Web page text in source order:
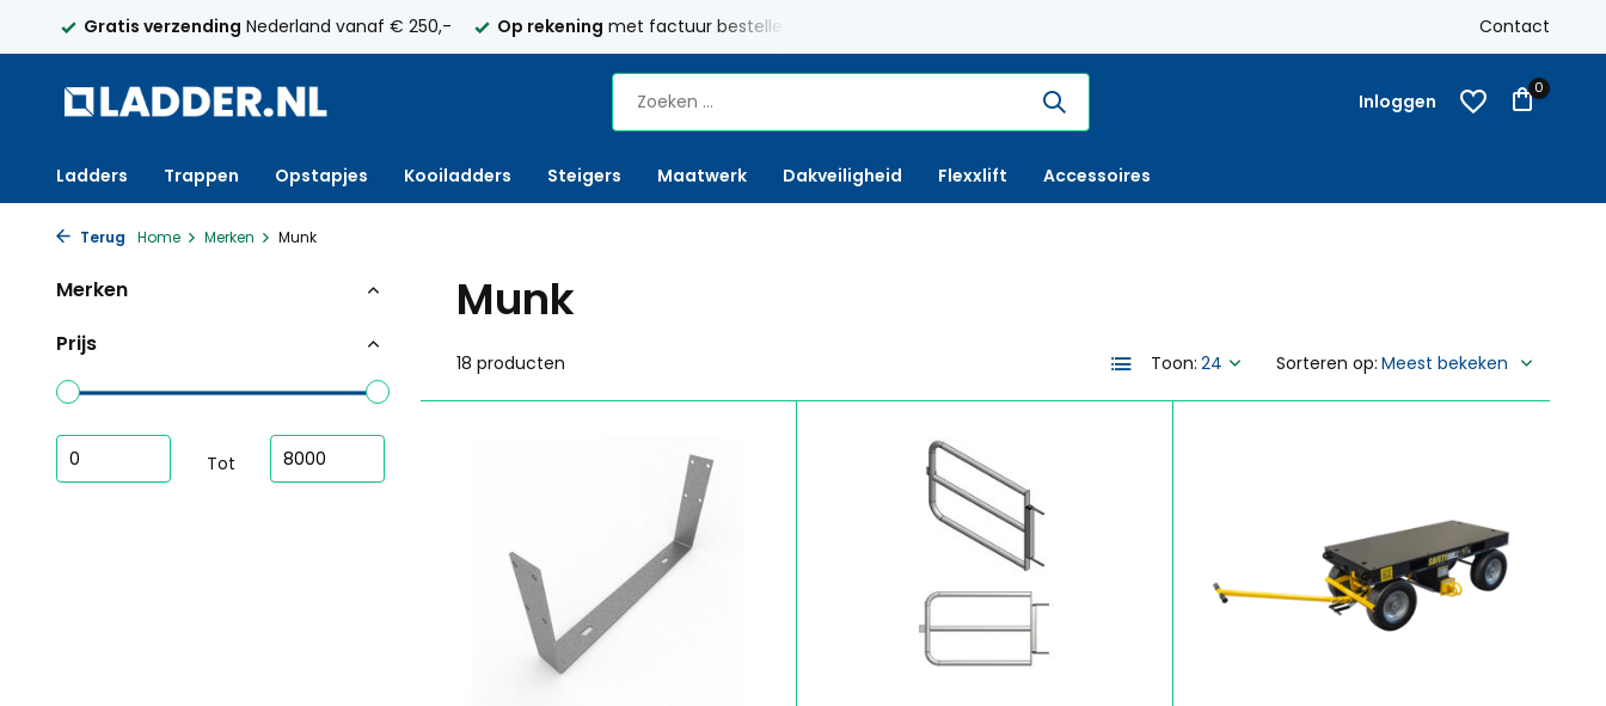
Op rekeningmet factuur bestellen mogelijk Maatwerkmogelijk Gratis verzending met factuur bestellen mogelijkContact
Inloggen
0
Ladders Trappen Opstapjes Kooiladders Steigers Maatwerk Dakveiligheid Flexxlift Accessoires
Terug Home Merken Munk
Merken
Prijs
Tot
Munk
18 producten Toon: Sorteren op: